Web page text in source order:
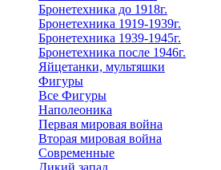
Бронетехника до 1918г.
Бронетехника 1919-1939г.
Бронетехника 1939-1945г.
Бронетехника после 1946г.
Яйцетанки, мультяшки
Фигуры
Все Фигуры
Наполеоника
Первая мировая война
Вторая мировая война
Современные
Дикий запад